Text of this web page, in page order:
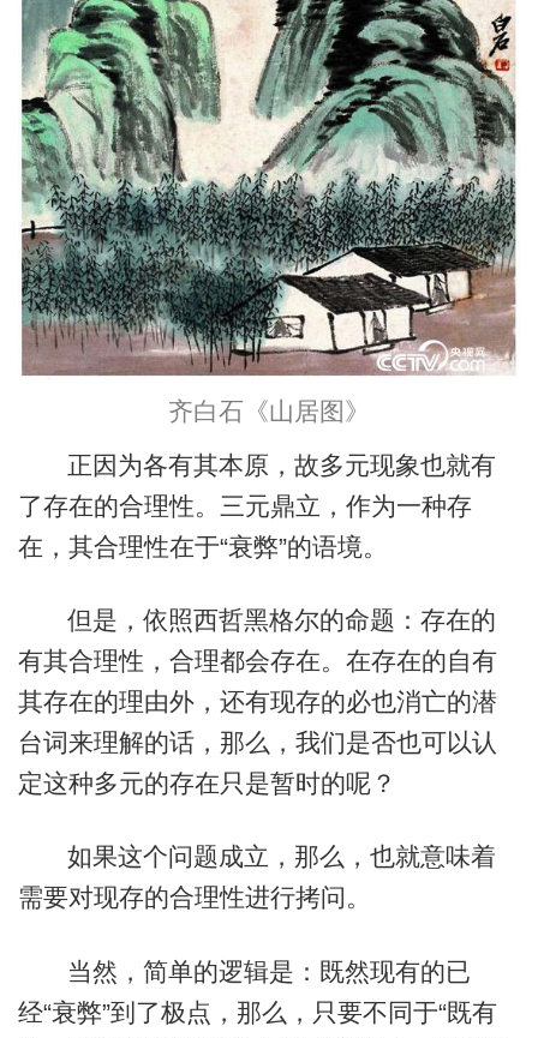
齐白石《山居图》
正因为各有其本原，故多元现象也就有
了存在的合理性。三元鼎立，作为一种存
在，其合理性在于“衰弊”的语境。
但是，依照西哲黑格尔的命题：存在的
有其合理性，合理都会存在。在存在的自有
其存在的理由外，还有现存的必也消亡的潜
台词来理解的话，那么，我们是否也可以认
定这种多元的存在只是暂时的呢？
如果这个问题成立，那么，也就意味着
需要对现存的合理性进行拷问。
当然，简单的逻辑是：既然现有的已
经“衰弊”到了极点，那么，只要不同于“既有